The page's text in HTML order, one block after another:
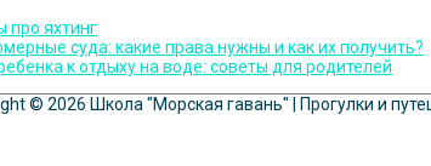
яхтинг
суда: какие права нужны и как их получить?
к отдыху на воде: советы для родителей
© 2026 Школа "Морская гавань" | Прогулки и